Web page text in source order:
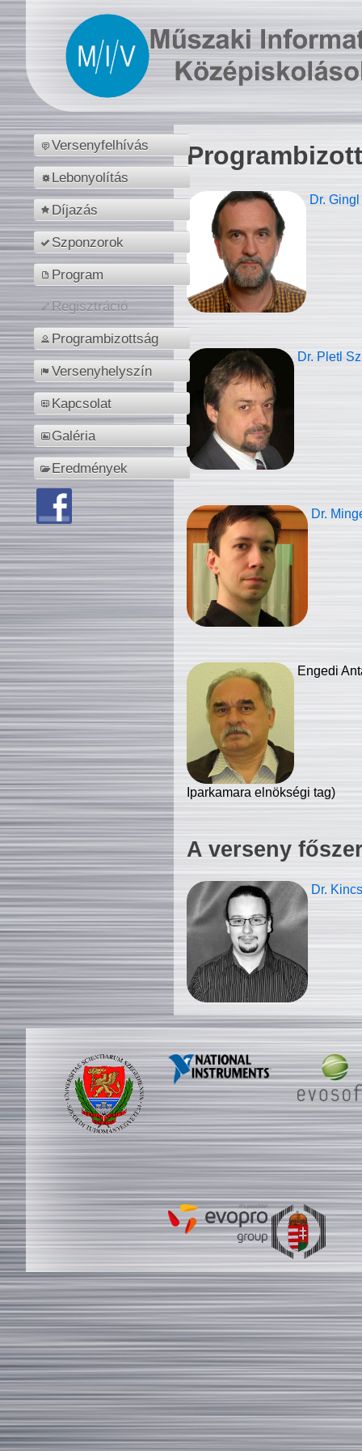
Versenyfelhívás
Lebonyolítás
Díjazás
Szponzorok
Program
Regisztráció
Programbizottság
Versenyhelyszín
Kapcsolat
Galéria
Eredmények
Dr.
Dr. Pletl
Dr.
Engedi
Iparkamara elnökségi tag)
A verseny
Dr.